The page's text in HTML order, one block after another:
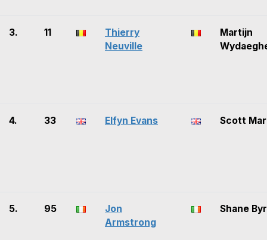
3. 11
Thierry
Neuville
Martijn
4. 33 Elfyn Evans Scott
5. 95
Jon
Armstrong
Shane